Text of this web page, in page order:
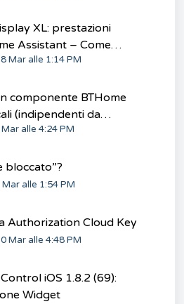
XL: prestazioni
Assistant – Come
Mar alle 1:14 PM
componente BTHome
(indipendenti da
alle 4:24 PM
bloccato”?
alle 1:54 PM
Authorization Cloud Key
Mar alle 4:48 PM
iOS 1.8.2 (69):
Widget